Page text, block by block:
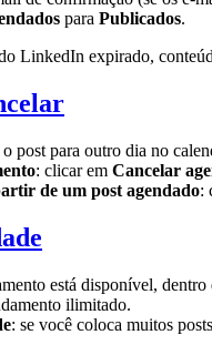
para Publicados.
LinkedIn expirado,
o post para outro dia no
: clicar em Cancelar
de um post agendado:
está disponível,
ilimitado.
: se você coloca muitos